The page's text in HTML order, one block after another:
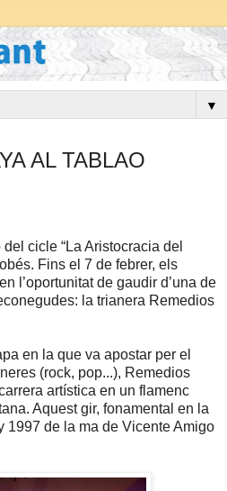
▼
AL TABLAO
cicle “La Aristocracia del
Fins el 7 de febrer, els
l’oportunitat de gaudir d’una de
la trianera Remedios
en la que va apostar per el
(rock, pop...), Remedios
artística en un flamenc
Aquest gir, fonamental en la
1997 de la ma de Vicente Amigo